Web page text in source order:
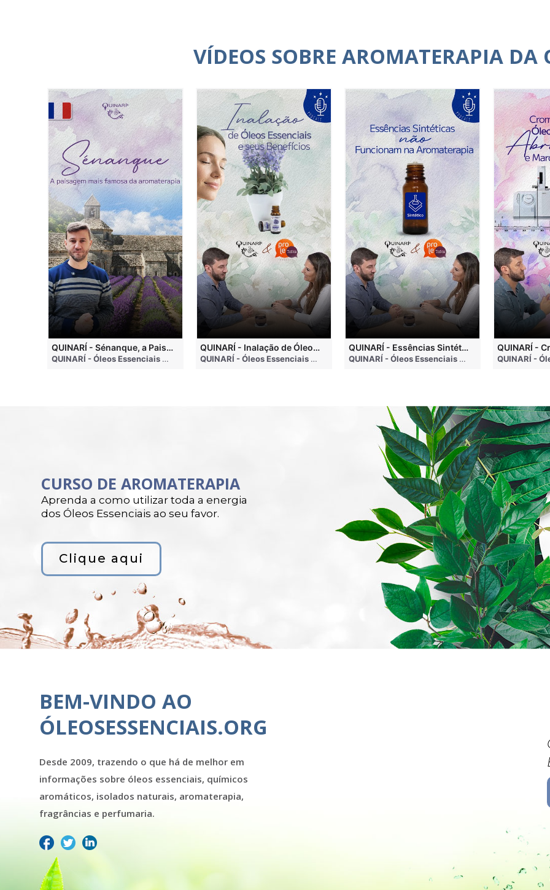
VÍDEOS SOBRE AROMATERAPIA DA
• 4 months ago
QUINARÍ - Sénanque, a Paisagem Mais Famosa da Aromaterapia
QUINARÍ - Óleos Essenciais e Aromaterapia • 3 weeks ago
QUINARÍ - Inalação de Óleos Essenciais e Seus Benefícios
QUINARÍ - Óleos Essenciais e Aromaterapia • 3 months ago
QUINARÍ - Essências Sintéticas NÃO Funcionam na Aromaterapia
QUINARÍ - Óleos Essenciais e Aromaterapia • 3
CURSO DE AROMATERAPIA
Aprenda a como utilizar toda a energia
dos Óleos Essenciais ao seu favor.
Clique aqui
BEM-VINDO AO
ÓLEOSESSENCIAIS.ORG
Desde 2009, trazendo o que há de melhor em
informações sobre óleos essenciais, químicos
aromáticos, isolados naturais, aromaterapia,
fragrâncias e perfumaria.